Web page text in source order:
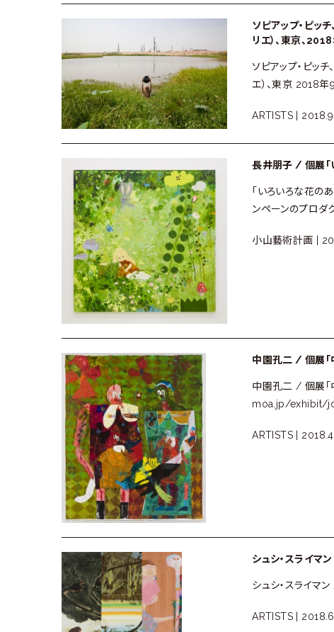
ソピアップ・ピッ
リエ）、東京、
ソピアップ・ピッ
エ）、東京 2018
ARTISTS |
長井朋子 / 個展「
「いろいろな花の
ンペーンのプロダ
小山藝術計画 |
中園孔二 / 個展「
中園孔二 / 個展「
moa.jp/exhibit/
ARTISTS |
シュシ・スライマ
シュシ・スライマ
ARTISTS |